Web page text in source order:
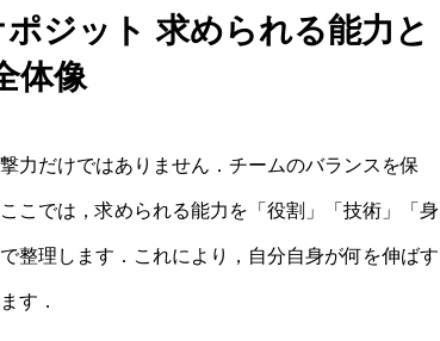
ジット 求められる能力と
体像
力だけではありません．チームのバランスを保
こでは，求められる能力を「役割」「技術」「身
整理します．これにより，自分自身が何を伸ばす
す．